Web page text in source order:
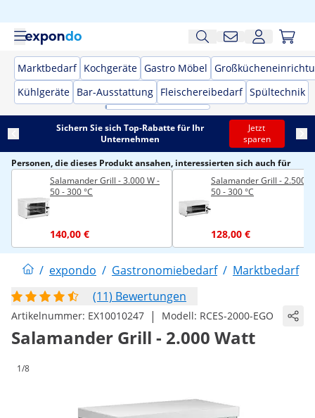
Marktbedarf Kochgeräte Gastro Möbel
Kühlgeräte Bar-Ausstattung Fleischereibedarf Spültechnik
Sichern Sie sich Top-Rabatte für Ihr
Unternehmen
Jetzt
sparen
Personen, die dieses Produkt ansahen, interessierten sich auch für
Salamander Grill - 3.000 W -
50 - 300 °C
140,00 €
Salamander Grill - 2.500
50 - 300 °C
128,00 €
/ expondo / Gastronomiebedarf / Marktbedarf
(11) Bewertungen
Artikelnummer: EX10010247 | Modell: RCES-2000-EGO
Salamander Grill - 2.000 Watt
1/8